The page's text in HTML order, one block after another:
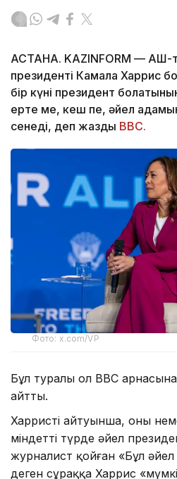
АСТАНА. KAZINFORM — АҚШ-
президенті Камала Харрис
бір күні президент
ерте ме, кеш пе, әйел
сенеді, деп жазды BBC.
Фото: x.com/VP
Бұл туралы ол BBC
айтты.
Харристің айтуынша, оның
міндетті түрде әйел
журналист қойған «Бұл әйел
деген сұраққа Харрис